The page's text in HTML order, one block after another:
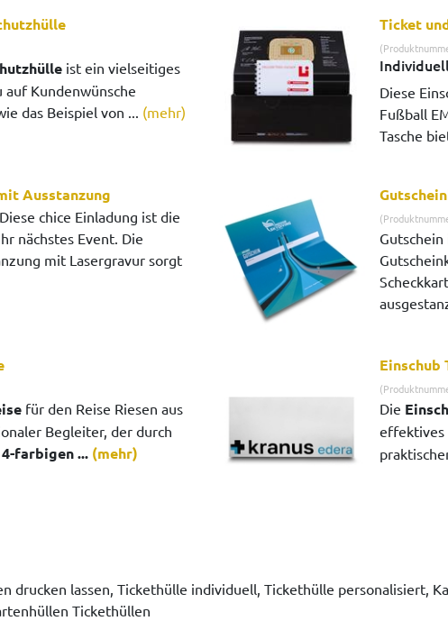
ist ein vielseitiges
auf Kundenwünsche
das Beispiel von ... (mehr)
Ticket
Diese
Fußball
Tasche
Ausstanzung
Diese chice Einladung ist die
nächstes Event. Die
mit Lasergravur sorgt
für den Reise Riesen aus
Begleiter, der durch
4-farbigen ... (mehr)
Einschub
Die
drucken lassen, Tickethülle individuell, Tickethülle personalisiert,
Tickethüllen